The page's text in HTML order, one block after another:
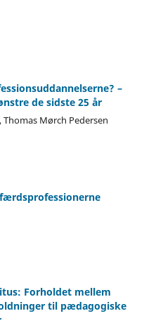
–
de sidste 25 år
Thomas Mørch Pedersen
Forholdet mellem
til pædagogiske